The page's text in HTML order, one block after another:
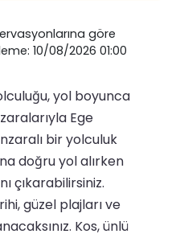
göre
10/08/2026 01:00
yol boyunca
Ege
bir yolculuk
doğru yol alırken
çıkarabilirsiniz.
güzel plajları ve
Kos, ünlü